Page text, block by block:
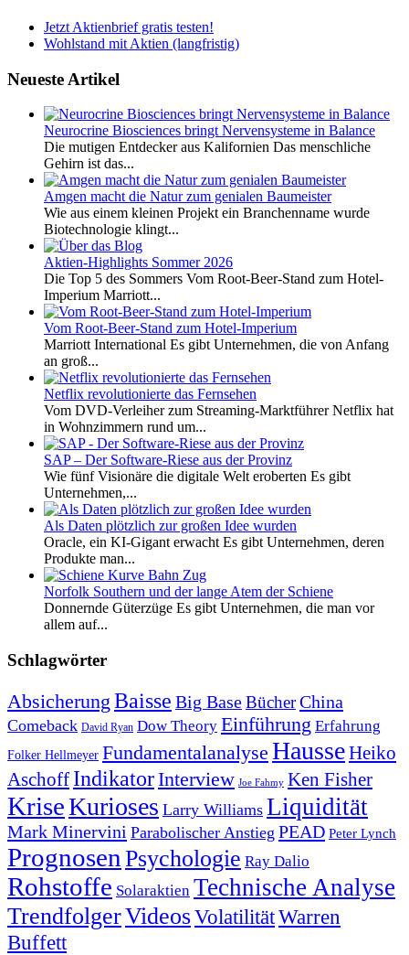
Jetzt Aktienbrief gratis testen!
Wohlstand mit Aktien (langfristig)
Neueste Artikel
Neurocrine Biosciences bringt Nervensysteme in Balance
Die mutigen Entdecker aus Kalifornien Das menschliche
Gehirn ist das...
Amgen macht die Natur zum genialen Baumeister
Wie aus einem kleinen Projekt ein Branchenname wurde
Biotechnologie klingt...
Aktien-Highlights Sommer 2026
Die Top 5 des Sommers Vom Root-Beer-Stand zum Hotel-
Imperium Marriott...
Vom Root-Beer-Stand zum Hotel-Imperium
Marriott International Es gibt Unternehmen, die von Anfang
an groß...
Netflix revolutionierte das Fernsehen
Vom DVD-Verleiher zum Streaming-Marktführer Netflix hat
in Wohnzimmern rund um...
SAP – Der Software-Riese aus der Provinz
Wie fünf Visionäre die digitale Welt eroberten Es gibt
Unternehmen,...
Als Daten plötzlich zur großen Idee wurden
Oracle, ein KI-Gigant erwacht Es gibt Unternehmen, deren
Produkte man...
Norfolk Southern und der lange Atem der Schiene
Donnernde Güterzüge Es gibt Unternehmen, die man vor
allem auf...
Schlagwörter
Absicherung Baisse Big BaseBücherChina
Comeback David Ryan Dow Theory Einführung Erfahrung
Folker Hellmeyer Fundamentalanalyse HausseHeiko
Aschoff IndikatorInterview Joe Fahmy Ken Fisher
KriseKurioses Larry Williams Liquidität
Mark Minervini Parabolischer Anstieg PEAD Peter Lynch
Prognosen Psychologie Ray Dalio
Rohstoffe Solaraktien Technische Analyse
TrendfolgerVideosVolatilitätWarren
Buffett